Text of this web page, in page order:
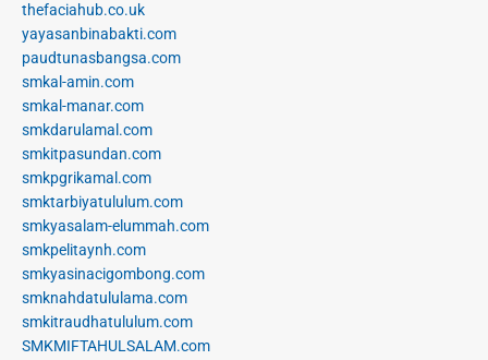
thefaciahub.co.uk
yayasanbinabakti.com
paudtunasbangsa.com
smkal-amin.com
smkal-manar.com
smkdarulamal.com
smkitpasundan.com
smkpgrikamal.com
smktarbiyatululum.com
smkyasalam-elummah.com
smkpelitaynh.com
smkyasinacigombong.com
smknahdatululama.com
smkitraudhatululum.com
SMKMIFTAHULSALAM.com